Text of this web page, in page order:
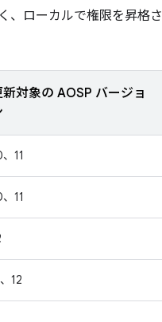
、ローカルで権限を昇格さ
新対象の AOSP バージョ
11
11
12